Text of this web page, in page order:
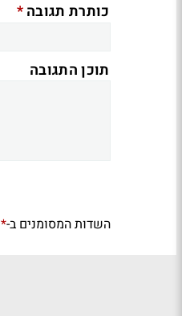
כותרת תגובה*
תוכן התגובה
השדות המסומנים ב-*